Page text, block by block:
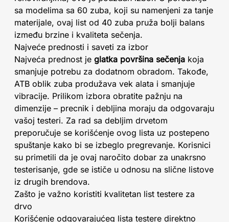
sa modelima sa 60 zuba, koji su namenjeni za tanje
materijale, ovaj list od 40 zuba pruža bolji balans
između brzine i kvaliteta sečenja.
Najveće prednosti i saveti za izbor
Najveća prednost je glatka površina sečenja koja
smanjuje potrebu za dodatnom obradom. Takođe,
ATB oblik zuba produžava vek alata i smanjuje
vibracije. Prilikom izbora obratite pažnju na
dimenzije – precnik i debljina moraju da odgovaraju
vašoj testeri. Za rad sa debljim drvetom
preporučuje se korišćenje ovog lista uz postepeno
spuštanje kako bi se izbeglo pregrevanje. Korisnici
su primetili da je ovaj naročito dobar za unakrsno
testerisanje, gde se ističe u odnosu na slične listove
iz drugih brendova.
Zašto je važno koristiti kvalitetan list testere za
drvo
Korišćenje odgovarajućeg lista testere direktno